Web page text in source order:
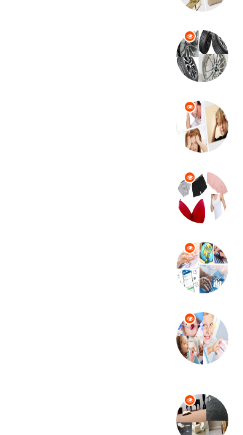
Tatil
Emlak
Genel Kültür
Müzik
Mobilya
Finans
Aksesuar
Astroloji
Sigorta
İnternet